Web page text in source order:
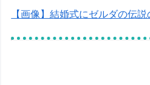
【画像】結婚式にゼルダの伝説